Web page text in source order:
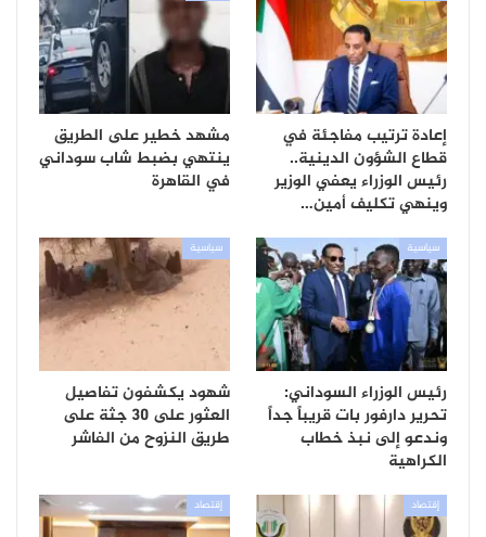
إعادة ترتيب مفاجئة في
قطاع الشؤون الدينية..
رئيس الوزراء يعفي الوزير
وينهي تكليف أمين…
مشهد خطير على الطريق
ينتهي بضبط شاب سوداني
في القاهرة
سياسية
رئيس الوزراء السوداني:
تحرير دارفور بات قريباً جداً
وندعو إلى نبذ خطاب
الكراهية
سياسية
شهود يكشفون تفاصيل
العثور على 30 جثة على
طريق النزوح من الفاشر
إقتصاد إقتصاد